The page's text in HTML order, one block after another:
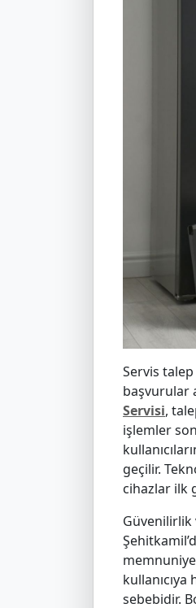
Servis
başvurular
Servisi,
işlemler
geçilir.
cihazlar ilk
Güvenilirlik
sebebidir.